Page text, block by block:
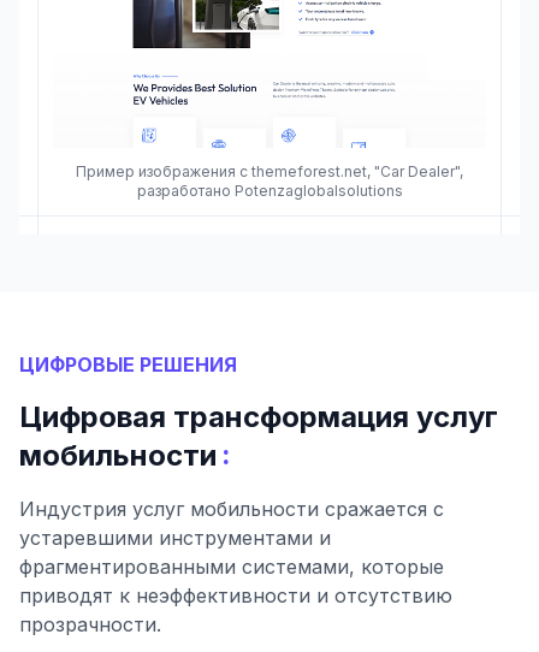
Пример изображения с themeforest.net, "Car Dealer",
разработано Potenzaglobalsolutions
ЦИФРОВЫЕ РЕШЕНИЯ
Цифровая трансформация услуг
мобильности :
Индустрия услуг мобильности сражается с
устаревшими инструментами и
фрагментированными системами, которые
приводят к неэффективности и отсутствию
прозрачности.